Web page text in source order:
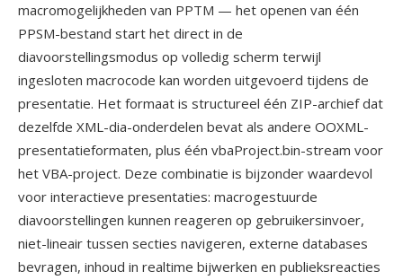
macromogelijkheden van PPTM — het openen van één
PPSM-bestand start het direct in de
diavoorstellingsmodus op volledig scherm terwijl
ingesloten macrocode kan worden uitgevoerd tijdens de
presentatie. Het formaat is structureel één ZIP-archief dat
dezelfde XML-dia-onderdelen bevat als andere OOXML-
presentatieformaten, plus één vbaProject.bin-stream voor
het VBA-project. Deze combinatie is bijzonder waardevol
voor interactieve presentaties: macrogestuurde
diavoorstellingen kunnen reageren op gebruikersinvoer,
niet-lineair tussen secties navigeren, externe databases
bevragen, inhoud in realtime bijwerken en publieksreacties